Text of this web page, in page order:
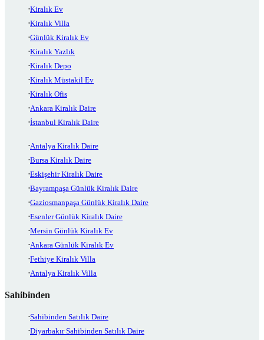
Kiralık Ev
Kiralık Villa
Günlük Kiralık Ev
Kiralık Yazlık
Kiralık Depo
Kiralık Müstakil Ev
Kiralık Ofis
Ankara Kiralık Daire
İstanbul Kiralık Daire
Antalya Kiralık Daire
Bursa Kiralık Daire
Eskişehir Kiralık Daire
Bayrampaşa Günlük Kiralık Daire
Gaziosmanpaşa Günlük Kiralık Daire
Esenler Günlük Kiralık Daire
Mersin Günlük Kiralık Ev
Ankara Günlük Kiralık Ev
Fethiye Kiralık Villa
Antalya Kiralık Villa
Sahibinden
Sahibinden Satılık Daire
Diyarbakır Sahibinden Satılık Daire